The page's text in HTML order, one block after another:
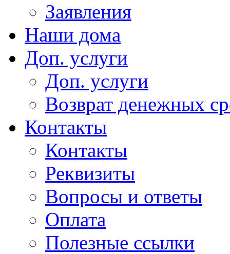
Заявления
Наши дома
Доп. услуги
Доп. услуги
Возврат денежных
Контакты
Контакты
Реквизиты
Вопросы и ответы
Оплата
Полезные ссылки